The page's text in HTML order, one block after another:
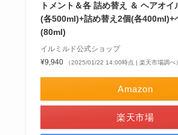
トメント＆各 詰め替え ＆ ヘアオイ
(各500ml)+詰め替え2個(各400ml)+
(80ml)
イルミルド公式ショップ
¥9,940
（2025/01/22 14:00時点 | 楽天市場調べ）
Amazon
楽天市場